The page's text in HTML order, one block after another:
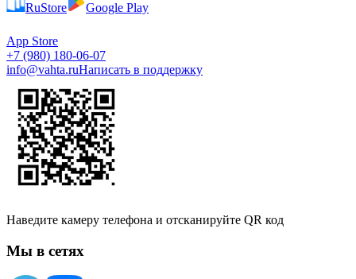
RuStore Google Play
App Store
+7 (980) 180-06-07
info@vahta.ruНаписать в поддержку
Наведите камеру телефона и отсканируйте QR код
Мы в сетях